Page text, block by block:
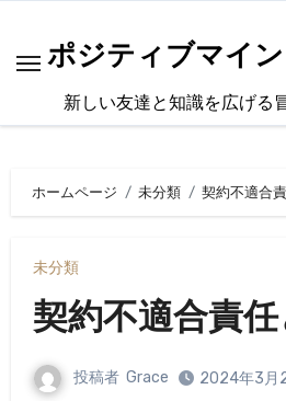
ポジティブマイ
新しい友達と知識を広げる
ホームページ 未分類 契約不適合
未分類
契約不適合責任
投稿者 Grace 2024年3月